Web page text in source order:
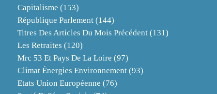
Capitalisme (153)
République Parlement (144)
Titres Des Articles Du Mois Précédent (131)
Les Retraites (120)
Mrc 53 Et Pays De La Loire (97)
Climat Énergies Environnement (93)
Etats Union Européenne (76)